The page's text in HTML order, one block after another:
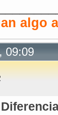
algo
09:09